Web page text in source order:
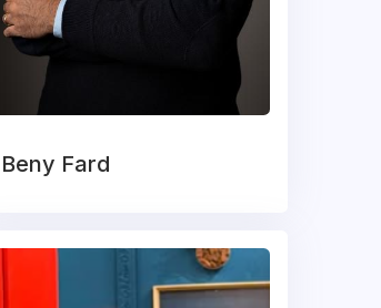
Beny Fard